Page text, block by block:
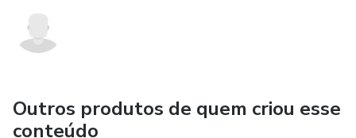
Outros produtos de quem criou esse
conteúdo